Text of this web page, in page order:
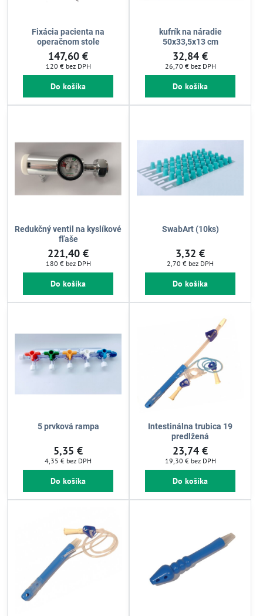
Fixácia pacienta na
operačnom stole
147,60 €
120 € bez DPH
Do košíka
kufrík na náradie
50x33,5x13 cm
32,84 €
26,70 € bez DPH
Do košíka
Redukčný ventil na kyslíkové
fľaše
221,40 €
180 € bez DPH
Do košíka
SwabArt (10ks)
3,32 €
2,70 € bez DPH
Do košíka
5 prvková rampa
5,35 €
4,35 € bez DPH
Do košíka
Intestinálna trubica 19
predlžená
23,74 €
19,30 € bez DPH
Do košíka